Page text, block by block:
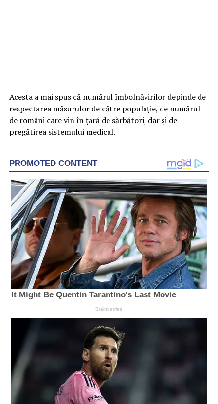
Acesta a mai spus că numărul îmbolnăvirilor depinde de
respectarea măsurulor de către populaţie, de numărul
de români care vin în ţară de sărbători, dar şi de
pregătirea sistemului medical.